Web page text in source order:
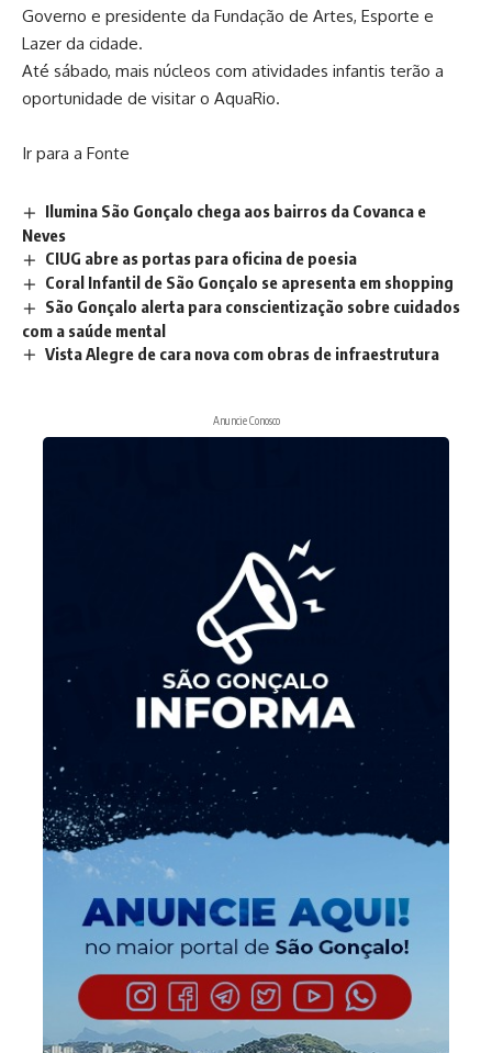
Governo e presidente da Fundação de Artes, Esporte e
Lazer da cidade.
Até sábado, mais núcleos com atividades infantis terão a
oportunidade de visitar o AquaRio.
Ir para a Fonte
Ilumina São Gonçalo chega aos bairros da Covanca e
Neves
CIUG abre as portas para oficina de poesia
Coral Infantil de São Gonçalo se apresenta em shopping
São Gonçalo alerta para conscientização sobre cuidados
com a saúde mental
Vista Alegre de cara nova com obras de infraestrutura
Anuncie Conosco